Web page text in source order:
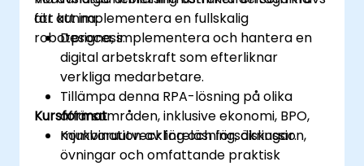
för att implementera en fullskalig
robotprocess.
att kunna:
Designa, implementera och hantera en
digital arbetskraft som efterliknar
verkliga medarbetare.
Tillämpa denna RPA-lösning på olika
affärsområden, inklusive ekonomi, BPO,
mjukvaruutveckling och försäkringar.
Kursformat
Kombination av föreläsning, diskussion,
övningar och omfattande praktisk